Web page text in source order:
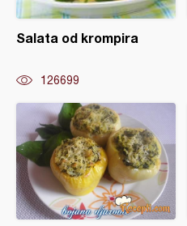
Salata od krompira
126699